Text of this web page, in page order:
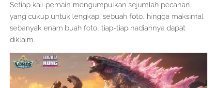
Setiap kali pemain mengumpulkan sejumlah pecahan
yang cukup untuk lengkapi sebuah foto, hingga maksimal
sebanyak enam buah foto, tiap-tiap hadiahnya dapat
diklaim.